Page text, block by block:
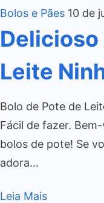
Bolos e Pães 10 de
Delicioso
Leite
Bolo de Pote de
Fácil de fazer.
bolos de pote! Se
adora…
Leia Mais